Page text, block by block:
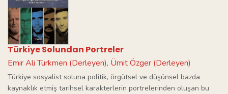
Türkiye Solundan Portreler
Emir Ali Türkmen (Derleyen), Ümit Özger (Derleyen)
Türkiye sosyalist soluna politik, örgütsel ve düşünsel bazda
kaynaklık etmiş tarihsel karakterlerin portrelerinden oluşan bu